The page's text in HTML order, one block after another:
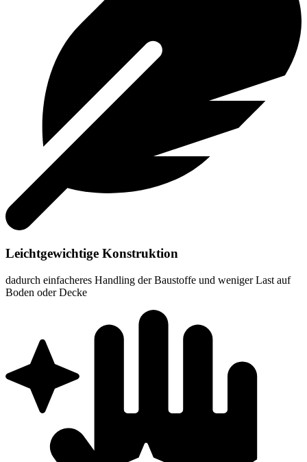
Leichtgewichtige Konstruktion
dadurch einfacheres Handling der Baustoffe und weniger Last auf
Boden oder Decke